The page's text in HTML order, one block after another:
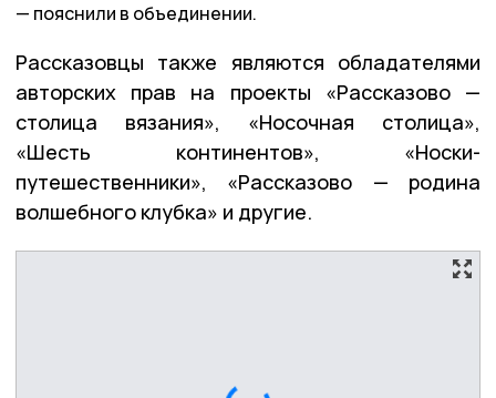
пояснили в объединении.
Рассказовцы также являются обладателями
авторских прав на проекты «Рассказово —
столица вязания», «Носочная столица»,
«Шесть континентов», «Носки-
путешественники», «Рассказово — родина
волшебного клубка» и другие.